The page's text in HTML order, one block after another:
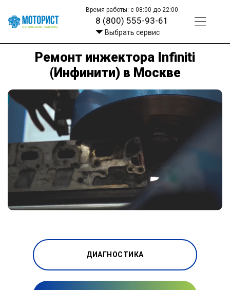
Время работы: с 08:00 до 22:00
8 (800) 555-93-61
Выбрать сервис
Ремонт инжектора Infiniti
(Инфинити) в Москве
ДИАГНОСТИКА